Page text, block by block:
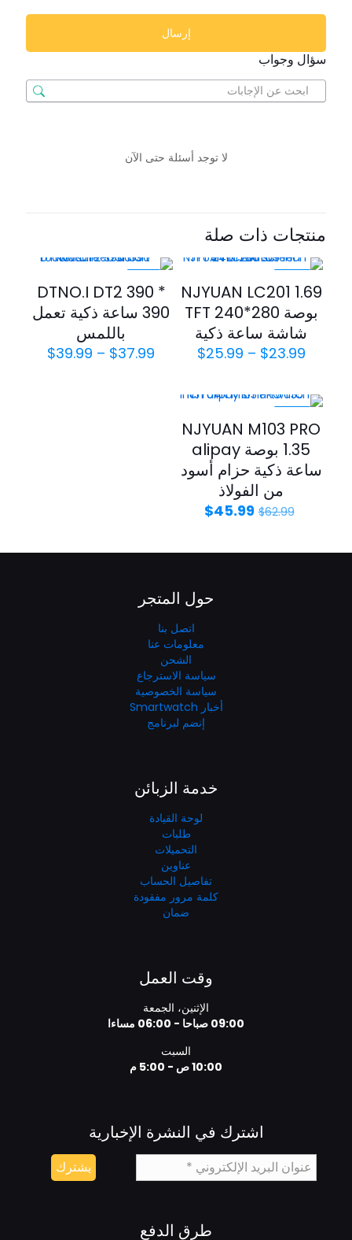
سؤال وجواب
لا توجد أسئلة حتى الآن
منتجات ذات صلة
NJYUAN LC201 1.69
بوصة TFT 240*280
شاشة ساعة ذكية
$23.99
–
$25.99
DTNO.I DT2 390 *
390 ساعة ذكية تعمل
باللمس
$37.99
–
$39.99
NJYUAN M103 PRO
1.35 بوصة alipay
ساعة ذكية حزام أسود
من الفولاذ
$62.99
$45.99
حول المتجر
اتصل بنا
معلومات عنا
الشحن
سياسة الاسترجاع
سياسة الخصوصية
أخبار Smartwatch
إنضم لبرنامج
خدمة الزبائن
لوحة القيادة
طلبات
التحميلات
عناوين
تفاصيل الحساب
كلمة مرور مفقودة
ضمان
وقت العمل
الإثنين، الجمعة
09:00 صباحا - 06:00 مساءا
السبت
10:00 ص - 5:00 م
اشترك في النشرة الإخبارية
طرق الدفع